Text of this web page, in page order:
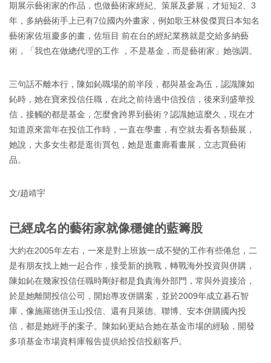
期展示藝術家的作品，也做藝術家經紀、策展及參展，才短短2、3
年，多納藝術手上已有7位國內外畫家，例如歌王林俊傑買日本知名
藝術家佐垣慶多的畫，佐垣目 前在台的經紀業務就是交給多納藝
術，「我也在做總代理的工作 ，不是基金，而是藝術家」她強調。
三句話不離本行，陳如鈊職場的前半段，都與基金為伍，認識陳如
鈊時，她在寶來投信任職，在此之前待過中信投信，後來到盛華投
信，接觸的都是基金，怎麼會跨界到藝術？認識她這麼久，現在才
知道原來當年在投信工作時，一直在學畫，有空就去看各類藝展，
她說，大多女生都是逛街買包，她是逛畫廊看畫展，立志買藝術
品。
文/趙靖宇
已經成名的藝術家就像穩健的藍籌股
大約在2005年左右，一來是對上班族一成不變的工作有些倦怠，二
是有朋友找上她一起合作，接受新的挑戰，轉戰海外投資與併購，
陳如鈊在幾家投信任職時剛好都是負責海外部門，常與外資接洽，
於是她離開投信公司，開始專攻併購案，並於2009年成立碁石智
庫，像施羅德併玉山投信、還有貝萊德、聯博、安本併購國內投
信，都是她經手的案子。陳如鈊更結合她在基金市場的經驗，開發
多項基金市場資料庫報告提供給投信投顧客戶。